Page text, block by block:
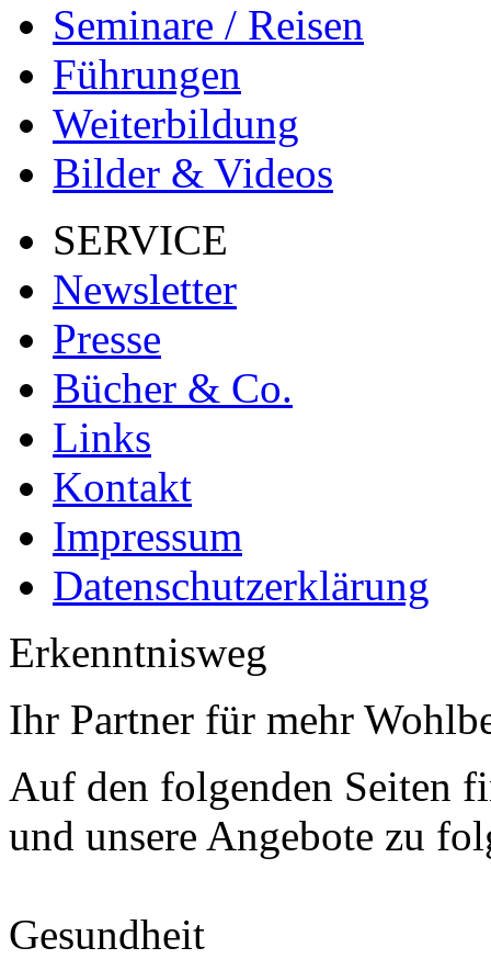
Seminare / Reisen
Führungen
Weiterbildung
Bilder & Videos
SERVICE
Newsletter
Presse
Bücher & Co.
Links
Kontakt
Impressum
Datenschutzerklärung
Erkenntnisweg
Ihr Partner für mehr
Auf den folgenden Seiten
und unsere Angebote zu
Gesundheit